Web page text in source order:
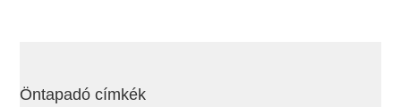
Öntapadó címkék